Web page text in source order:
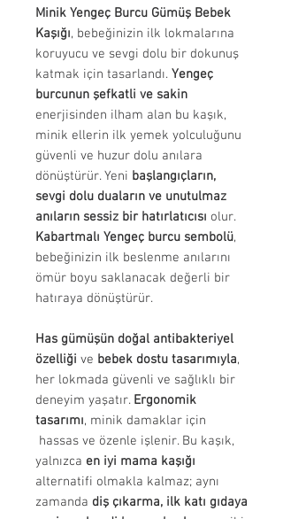
Minik Yengeç Burcu Gümüş Bebek
Kaşığı, bebeğinizin ilk lokmalarına
koruyucu ve sevgi dolu bir dokunuş
katmak için tasarlandı. Yengeç
burcunun şefkatli ve sakin
enerjisinden ilham alan bu kaşık,
minik ellerin ilk yemek yolculuğunu
güvenli ve huzur dolu anılara
dönüştürür. Yeni başlangıçların,
sevgi dolu duaların ve unutulmaz
anıların sessiz bir hatırlatıcısı olur.
Kabartmalı Yengeç burcu sembolü,
bebeğinizin ilk beslenme anılarını
ömür boyu saklanacak değerli bir
hatıraya dönüştürür.
Has gümüşün doğal antibakteriyel
özelliği ve bebek dostu tasarımıyla,
her lokmada güvenli ve sağlıklı bir
deneyim yaşatır. Ergonomik
tasarımı, minik damaklar için
hassas ve özenle işlenir. Bu kaşık,
yalnızca en iyi mama kaşığı
alternatifi olmakla kalmaz; aynı
zamanda diş çıkarma, ilk katı gıdaya